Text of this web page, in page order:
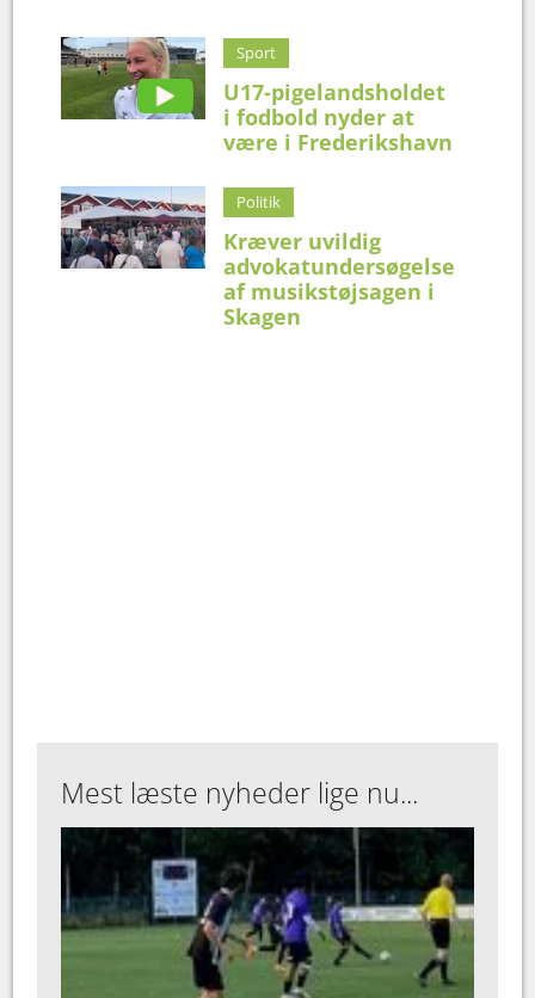
Sport
U17-pigelandsholdet
i fodbold nyder at
være i Frederikshavn
Politik
Kræver uvildig
advokatundersøgelse
af musikstøjsagen i
Skagen
Mest læste nyheder lige nu...